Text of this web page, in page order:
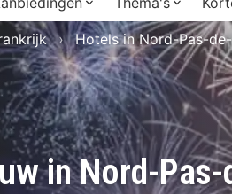
in Nord-
Hotels in Nord-Pas-